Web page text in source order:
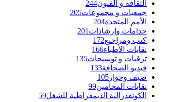
الثقافة و الفنون244
جمعيات و مجموعات205
الأمم المتحدة204
خدامات وإرشادات 201
كتب ومراجيع172
نقابات الأطباء166
ترقيات و توشيحات135
فيديو الصحافة133
ضيف وحوار 105
نقابات المحامين99
الكونفدرالية الديمقراطية للشغل59